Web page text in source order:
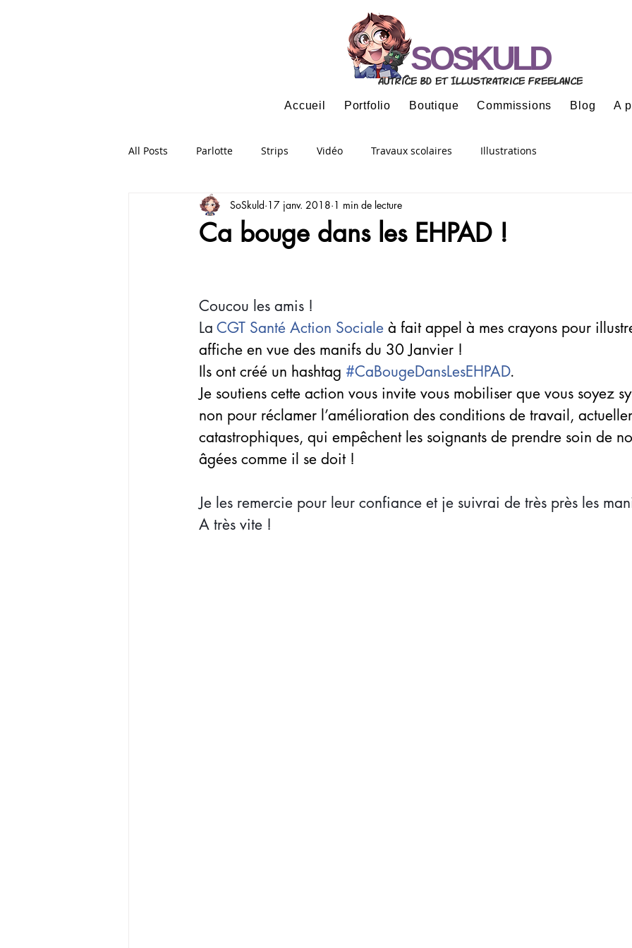
SOSKULD
Autrice BD et Illustratrice freelance
Accueil Portfolio Boutique Commissions Blog A
All Posts Parlotte Strips Vidéo Travaux scolaires Illustrations
Ca bouge dans les EHPAD !
SoSkuld 17 janv. 2018 1 min de lecture
Coucou les amis !
La CGT Santé Action Sociale à fait appel à mes crayons pour
affiche en vue des manifs du 30 Janvier !
Ils ont créé un hashtag #CaBougeDansLesEHPAD.
Je soutiens cette action vous invite vous mobiliser que vous soyez
non pour réclamer l’amélioration des conditions de travail,
catastrophiques, qui empêchent les soignants de prendre soin de
âgées comme il se doit !
Je les remercie pour leur confiance et je suivrai de très près les
A très vite !